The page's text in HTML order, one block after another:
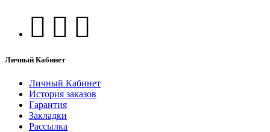
Личный Кабинет
Личный Кабинет
История заказов
Гарантия
Закладки
Рассылка